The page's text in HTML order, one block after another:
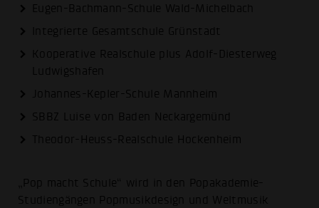
Eugen-Bachmann-Schule Wald-Michelbach
Integrierte Gesamtschule Grünstadt
Kooperative Realschule plus Adolf-Diesterweg
Ludwigshafen
Johannes-Kepler-Schule Mannheim
SBBZ Luise von Baden Neckargemünd
Theodor-Heuss-Realschule Hockenheim
„Pop macht Schule“ wird in den Popakademie-
Studiengängen Popmusikdesign und Weltmusik